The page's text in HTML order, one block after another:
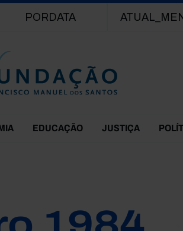
PORDATA
EDUCAÇÃO JUSTIÇA